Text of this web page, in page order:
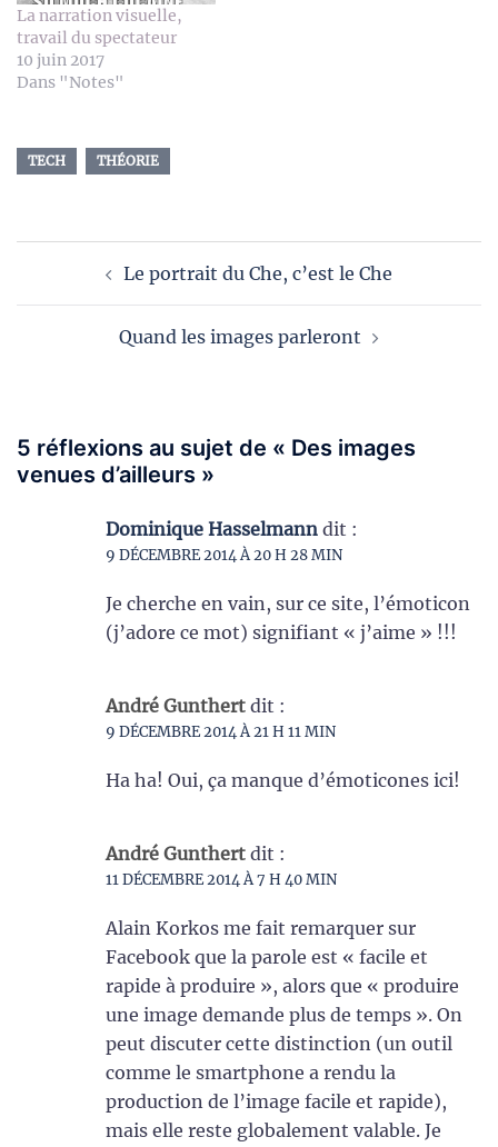
La narration visuelle,
travail du spectateur
10 juin 2017
Dans "Notes"
TECH THÉORIE
d’article Le portrait du Che, c’est le Che
Quand les images parleront
5 réflexions au sujet de « Des images
venues d’ailleurs »
Dominique Hasselmann dit :
9 DÉCEMBRE 2014 À 20 H 28 MIN
Je cherche en vain, sur ce site, l’émoticon
(j’adore ce mot) signifiant « j’aime » !!!
André Gunthert dit :
9 DÉCEMBRE 2014 À 21 H 11 MIN
Ha ha! Oui, ça manque d’émoticones ici!
André Gunthert dit :
11 DÉCEMBRE 2014 À 7 H 40 MIN
Alain Korkos me fait remarquer sur
Facebook que la parole est « facile et
rapide à produire », alors que « produire
une image demande plus de temps ». On
peut discuter cette distinction (un outil
comme le smartphone a rendu la
production de l’image facile et rapide),
mais elle reste globalement valable. Je